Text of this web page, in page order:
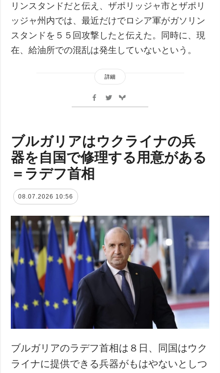
リンスタンドだと伝え、ザポリッジャ市とザポリ
ッジャ州内では、最近だけでロシア軍がガソリン
スタンドを５５回攻撃したと伝えた。同時に、現
在、給油所での混乱は発生していないという。
詳細
ブルガリアはウクライナの兵
器を自国で修理する用意がある
＝ラデフ首相
08.07.2026 10:56
ブルガリアのラデフ首相は８日、同国はウク
ライナに提供できる兵器がもはやないとしつ